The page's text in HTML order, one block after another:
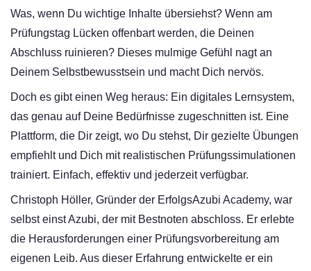
Was, wenn Du wichtige Inhalte übersiehst? Wenn am
Prüfungstag Lücken offenbart werden, die Deinen
Abschluss ruinieren? Dieses mulmige Gefühl nagt an
Deinem Selbstbewusstsein und macht Dich nervös.
Doch es gibt einen Weg heraus: Ein digitales Lernsystem,
das genau auf Deine Bedürfnisse zugeschnitten ist. Eine
Plattform, die Dir zeigt, wo Du stehst, Dir gezielte Übungen
empfiehlt und Dich mit realistischen Prüfungssimulationen
trainiert. Einfach, effektiv und jederzeit verfügbar.
Christoph Höller, Gründer der ErfolgsAzubi Academy, war
selbst einst Azubi, der mit Bestnoten abschloss. Er erlebte
die Herausforderungen einer Prüfungsvorbereitung am
eigenen Leib. Aus dieser Erfahrung entwickelte er ein